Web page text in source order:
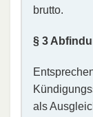
brutto.
§ 3
als